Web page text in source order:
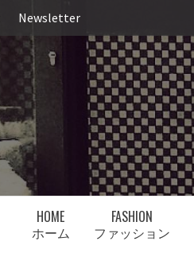
Newsletter
HOME
ホーム
FASHION
ファッション